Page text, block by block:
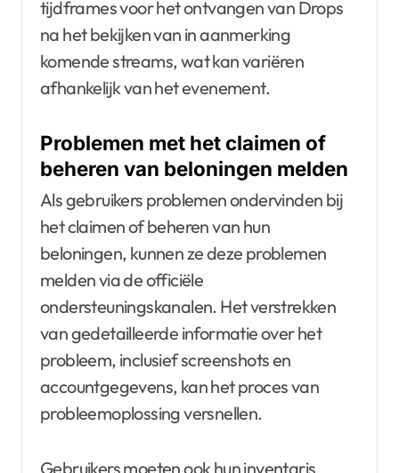
tijdframes voor het ontvangen van Drops
na het bekijken van in aanmerking
komende streams, wat kan variëren
afhankelijk van het evenement.
Problemen met het claimen of
beheren van beloningen melden
Als gebruikers problemen ondervinden bij
het claimen of beheren van hun
beloningen, kunnen ze deze problemen
melden via de officiële
ondersteuningskanalen. Het verstrekken
van gedetailleerde informatie over het
probleem, inclusief screenshots en
accountgegevens, kan het proces van
probleemoplossing versnellen.
Gebruikers moeten ook hun inventaris